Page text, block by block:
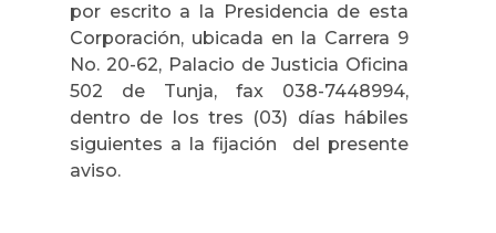
por escrito a la Presidencia de esta
Corporación, ubicada en la Carrera 9
No. 20-62, Palacio de Justicia Oficina
502 de Tunja, fax 038-7448994,
dentro de los tres (03) días hábiles
siguientes a la fijación del presente
aviso.